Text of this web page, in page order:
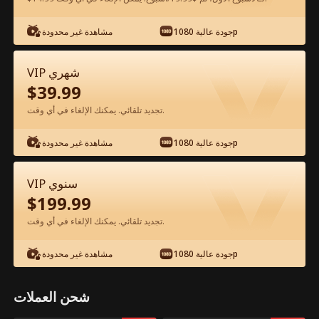
شاهد مجانًا في التطبيق
الحلقة 68 - الخيانة والثروة السرية الفيلم
كامل
0-49 50-83
68 69 70 71 72
مشاهدة غير محدودة جودة عالية 1080p
VIP شهري
$39.99
تجديد تلقائي. يمكنك الإلغاء في أي وقت.
مشاهدة غير محدودة جودة عالية 1080p
VIP سنوي
$199.99
تجديد تلقائي. يمكنك الإلغاء في أي وقت.
مشاهدة غير محدودة جودة عالية 1080p
شحن العملات